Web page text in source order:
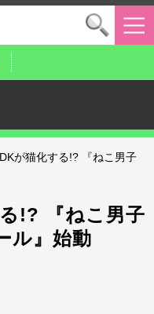
が猫化する!? 『ねこ男子
!? 『ねこ男子
ル』始動